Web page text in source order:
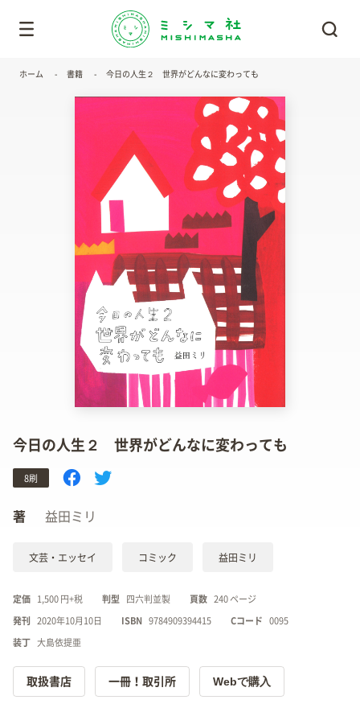
ホーム 書籍 今日の人生２ 世界がどんなに変わっても
8刷
今日の人生２ 世界がどんなに変わっても
著 益田ミリ
文芸・エッセイ コミック 益田ミリ
定価 1,500 円+税 判型 四六判並製 頁数 240 ページ
発刊 2020年10月10日 ISBN 9784909394415 Cコード 0095
装丁 大島依提亜
取扱書店 一冊！取引所 Webで購入